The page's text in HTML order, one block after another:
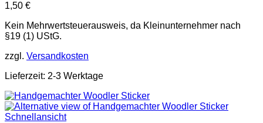
1,50 €
Kein Mehrwertsteuerausweis, da Kleinunternehmer nach
§19 (1) UStG.
zzgl. Versandkosten
Lieferzeit: 2-3 Werktage
Schnellansicht